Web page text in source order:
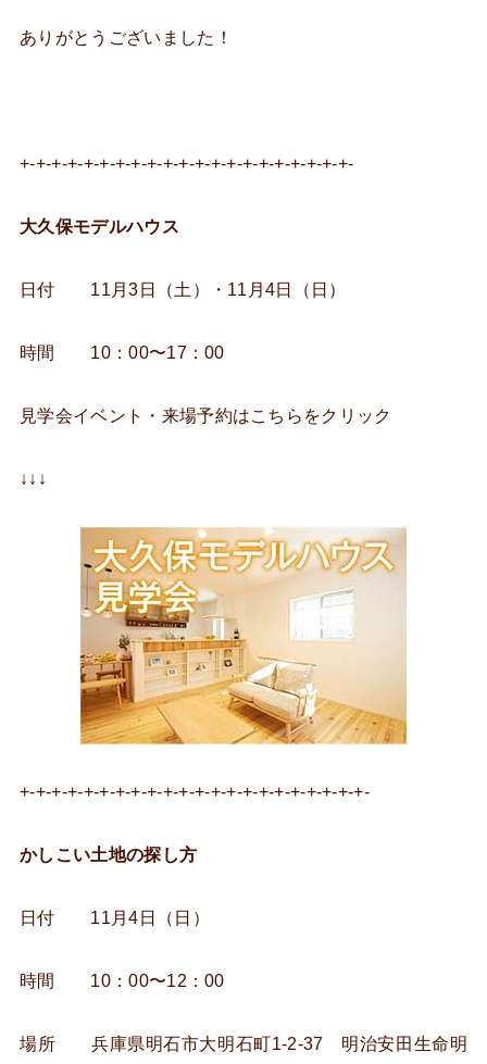
ありがとうございました！
+-+-+-+-+-+-+-+-+-+-+-+-+-+-+-+-+-+-+-+-+-
大久保モデルハウス
日付 11月3日（土）・11月4日（日）
時間 10：00〜17：00
見学会イベント・来場予約はこちらをクリック
↓↓↓
+-+-+-+-+-+-+-+-+-+-+-+-+-+-+-+-+-+-+-+-+-+-
かしこい土地の探し方
日付 11月4日（日）
時間 10：00〜12：00
場所 兵庫県明石市大明石町1-2-37 明治安田生命明